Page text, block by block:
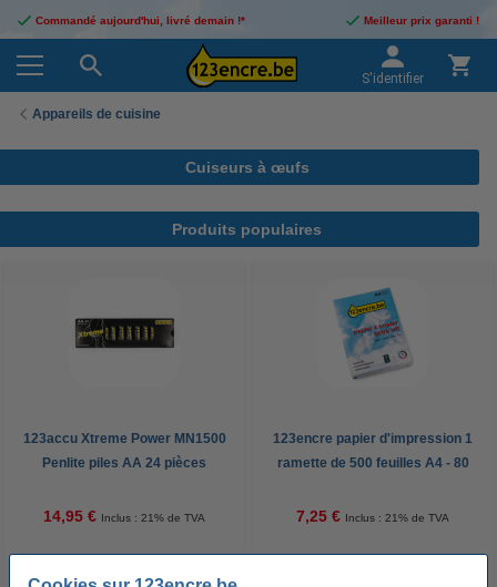
Commandé aujourd'hui, livré demain !* Meilleur prix garanti !
S'identifier
Appareils de cuisine
Cuiseurs à œufs
Produits populaires
123accu Xtreme Power MN1500
Penlite piles AA 24 pièces
14,95 € Inclus : 21% de TVA
123encre papier d'impression 1
ramette de 500 feuilles A4 - 80
7,25 € Inclus : 21% de TVA